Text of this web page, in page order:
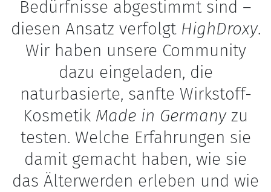
Bedürfnisse abgestimmt sind –
diesen Ansatz verfolgt HighDroxy.
Wir haben unsere Community
dazu eingeladen, die
naturbasierte, sanfte Wirkstoff-
Kosmetik Made in Germanyzu
testen. Welche Erfahrungen sie
damit gemacht haben, wie sie
das Älterwerden erleben und wie